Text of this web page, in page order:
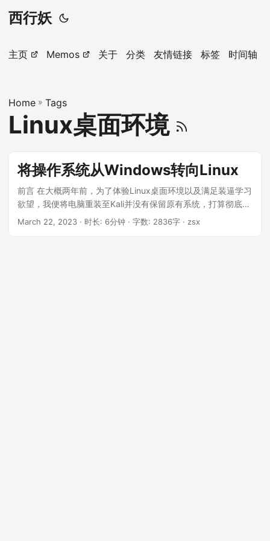
西行妖
主页 Memos 关于 分类 友情链接 标签 时间轴
Home » Tags
Linux桌面环境
将操作系统从Windows转向Linux
前言 在大概两年前，为了体验Linux桌面环境以及满足装逼学习
欲望，我便将电脑重装至Kali并没有保留原有系统，打算彻底放
弃Windows。但...
March 22, 2023 · 时长: 6分钟 · 字数: 2836字 · zsx